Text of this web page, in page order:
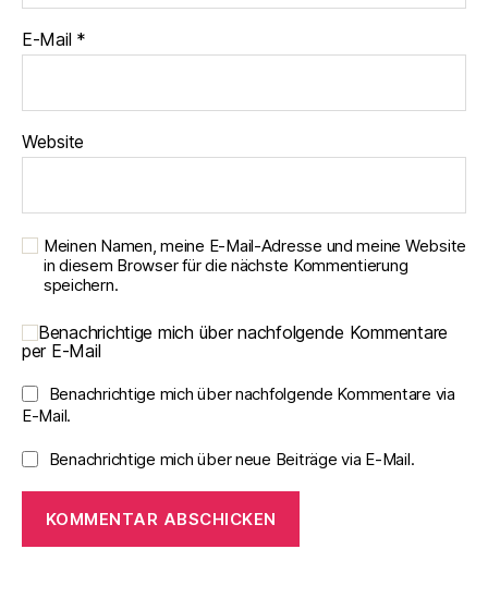
E-Mail *
Website
Meinen Namen, meine E-Mail-Adresse und meine Website
in diesem Browser für die nächste Kommentierung
speichern.
Benachrichtige mich über nachfolgende Kommentare
per E-Mail
Benachrichtige mich über nachfolgende Kommentare via
E-Mail.
Benachrichtige mich über neue Beiträge via E-Mail.